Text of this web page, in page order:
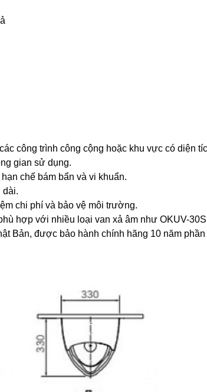
công trình công cộng hoặc khu vực có diện
gian sử dụng.
chế bám bẩn và vi khuẩn.
dài.
chi phí và bảo vệ môi trường.
hợp với nhiều loại van xả âm như OKUV-
Bản, được bảo hành chính hãng 10 năm